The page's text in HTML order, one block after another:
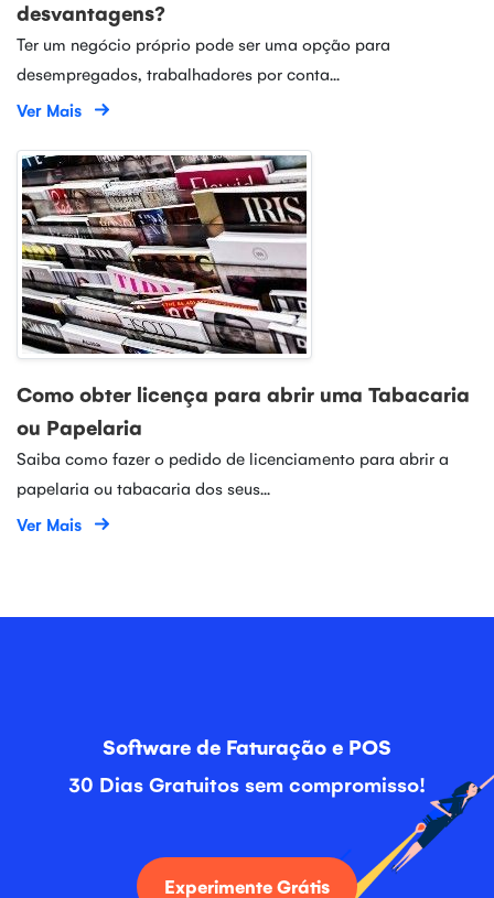
desvantagens?
Ter um negócio próprio pode ser uma opção para
desempregados, trabalhadores por conta...
Ver Mais
Como obter licença para abrir uma Tabacaria
ou Papelaria
Saiba como fazer o pedido de licenciamento para abrir a
papelaria ou tabacaria dos seus...
Ver Mais
Software de Faturação e POS
30 Dias Gratuitos sem compromisso!
Experimente Grátis